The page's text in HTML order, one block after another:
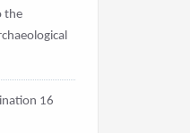
the
16